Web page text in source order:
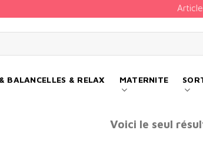
BALANCELLES & RELAX MATERNITE
Voici le seul